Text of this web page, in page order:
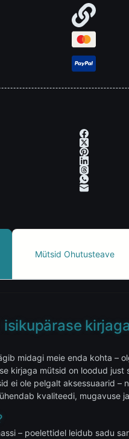
Mütsid Ohutusteave
midagi meie enda kohta –
kirjaga mütsid on loodud
ei ole pelgalt aksessuaarid –
kvaliteedi, mugavuse
– poelettidel leidub sadu